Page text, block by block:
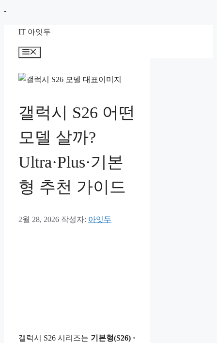
-컨
IT 아잇두
뉴
갤럭시 S26 어떤
모델 살까?
Ultra·Plus·기본
형 추천 가이드
2월 28, 2026 작성자: 아잇두
갤럭시 S26 시리즈는 기본형(S26) ·